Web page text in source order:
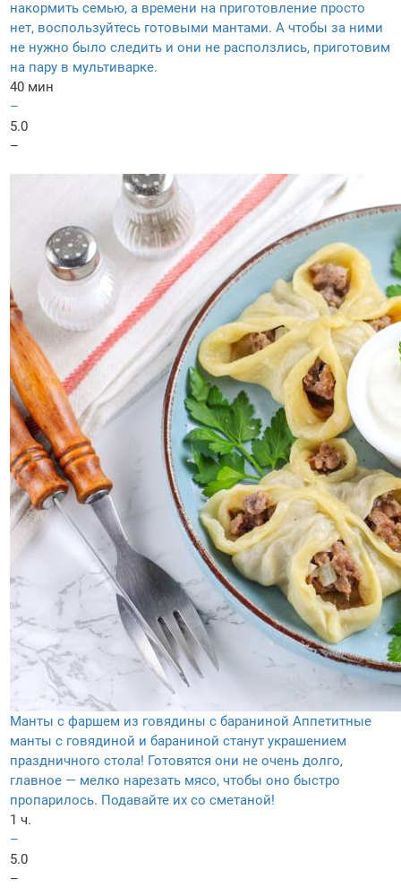
накормить семью, а времени на приготовление просто
нет, воспользуйтесь готовыми мантами. А чтобы за ними
не нужно было следить и они не расползлись, приготовим
на пару в мультиварке.
40 мин
–
5.0
–
Манты с фаршем из говядины с бараниной Аппетитные
манты с говядиной и бараниной станут украшением
праздничного стола! Готовятся они не очень долго,
главное — мелко нарезать мясо, чтобы оно быстро
пропарилось. Подавайте их со сметаной!
1 ч.
–
5.0
–